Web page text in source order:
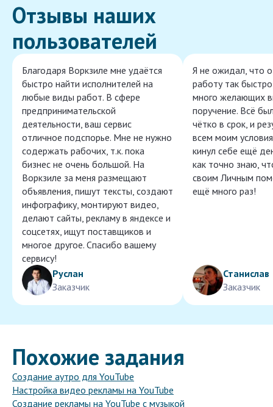
Отзывы наших
пользователей
Благодаря Воркзиле мне удаётся
быстро найти исполнителей на
любые виды работ. В сфере
предпринимательской
деятельности, ваш сервис
отличное подспорье. Мне не нужно
содержать рабочих, т.к. пока
бизнес не очень большой. На
Воркзиле за меня размещают
объявления, пишут тексты, создают
инфографику, монтируют видео,
делают сайты, рекламу в яндексе и
соцсетях, ищут поставщиков и
многое другое. Спасибо вашему
сервису!
Руслан
Заказчик
Я не ожидал, что
работу так
много желающих
поручение. Всё
чётко в срок, и
всем моим
кинул себе ещё
как точно знаю,
своим Личным
ещё много раз!
Станислав
Заказчик
Похожие задания
Создание аутро для YouTube
Настройка видео рекламы на YouTube
Создание рекламы на YouTube с музыкой